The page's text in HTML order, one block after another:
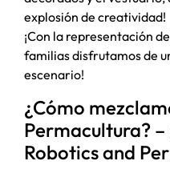
explosión de creatividad!
¡Con la representación
familias disfrutamos de
escenario!
¿Cómo
Permacultura?
Robotics and